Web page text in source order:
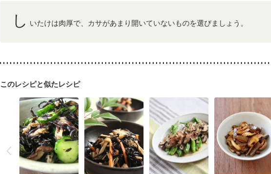
し いたけは肉厚で、カサがあまり開いていないものを選びましょう。
このレシピと似たレシピ